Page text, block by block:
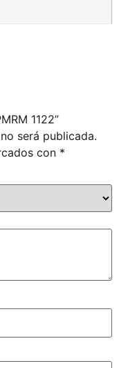
1122”
será publicada.
con *